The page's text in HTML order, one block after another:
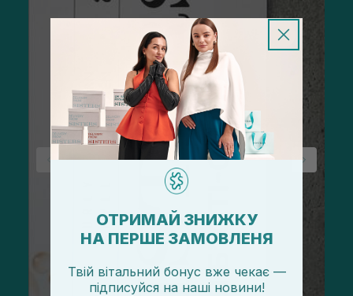
ОТРИМАЙ ЗНИЖКУ
НА ПЕРШЕ ЗАМОВЛЕНЯ
Твій вітальний бонус вже чекає —
підписуйся на наші новини!